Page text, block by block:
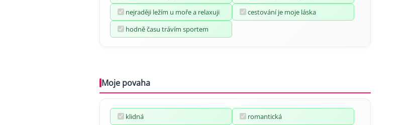
nejraději ležím u moře a relaxuji
cestování je moje láska
hodně času trávím sportem
Moje povaha
klidná
romantická